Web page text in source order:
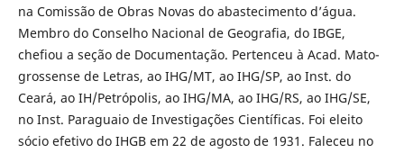
na Comissão de Obras Novas do abastecimento d’água.
Membro do Conselho Nacional de Geografia, do IBGE,
chefiou a seção de Documentação. Pertenceu à Acad. Mato-
grossense de Letras, ao IHG/MT, ao IHG/SP, ao Inst. do
Ceará, ao IH/Petrópolis, ao IHG/MA, ao IHG/RS, ao IHG/SE,
no Inst. Paraguaio de Investigações Científicas. Foi eleito
sócio efetivo do IHGB em 22 de agosto de 1931. Faleceu no